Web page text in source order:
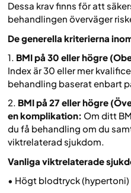
Dessa krav finns för att
behandlingen överväger
De generella kriterierna
1. BMI på 30 eller högre
Index är 30 eller mer
behandling baserat enbart
2. BMI på 27 eller högre
en komplikation: Om ditt
du få behandling om du
viktrelaterad sjukdom.
Vanliga viktrelaterade
• Högt blodtryck (hypertoni)